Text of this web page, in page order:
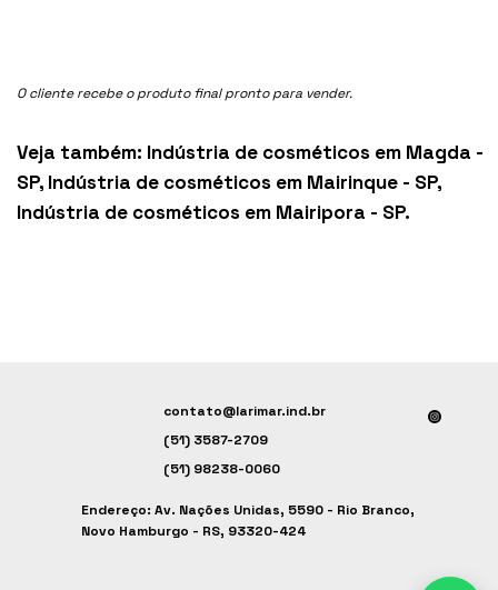
O cliente recebe o produto final pronto para vender.
Veja também: Indústria de cosméticos em Magda -
SP, Indústria de cosméticos em Mairinque - SP,
Indústria de cosméticos em Mairipora - SP.
contato@larimar.ind.br
(51) 3587-2709
(51) 98238-0060
Endereço: Av. Nações Unidas, 5590 - Rio Branco,
Novo Hamburgo - RS, 93320-424